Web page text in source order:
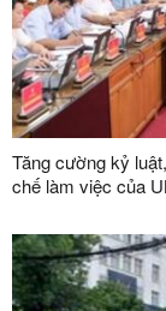
Tăng cường kỷ
chế làm việc của